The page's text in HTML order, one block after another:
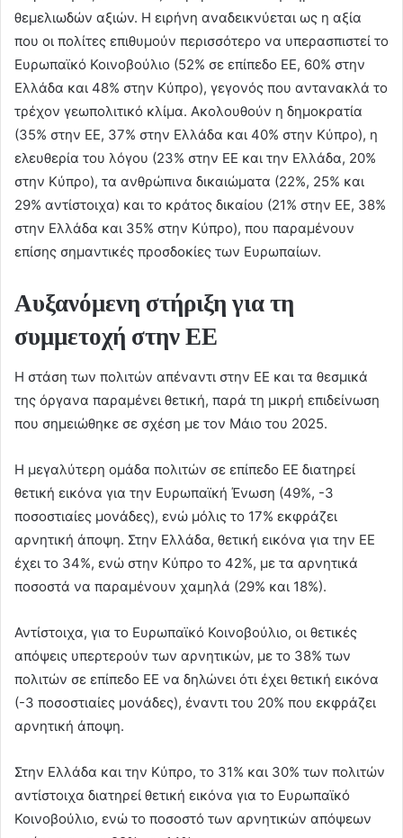
θεμελιωδών αξιών. Η ειρήνη αναδεικνύεται ως η αξία
που οι πολίτες επιθυμούν περισσότερο να υπερασπιστεί το
Ευρωπαϊκό Κοινοβούλιο (52% σε επίπεδο ΕΕ, 60% στην
Ελλάδα και 48% στην Κύπρο), γεγονός που αντανακλά το
τρέχον γεωπολιτικό κλίμα. Ακολουθούν η δημοκρατία
(35% στην ΕΕ, 37% στην Ελλάδα και 40% στην Κύπρο), η
ελευθερία του λόγου (23% στην ΕΕ και την Ελλάδα, 20%
στην Κύπρο), τα ανθρώπινα δικαιώματα (22%, 25% και
29% αντίστοιχα) και το κράτος δικαίου (21% στην ΕΕ, 38%
στην Ελλάδα και 35% στην Κύπρο), που παραμένουν
επίσης σημαντικές προσδοκίες των Ευρωπαίων.
Αυξανόμενη στήριξη για τη
συμμετοχή στην ΕΕ
Η στάση των πολιτών απέναντι στην ΕΕ και τα θεσμικά
της όργανα παραμένει θετική, παρά τη μικρή επιδείνωση
που σημειώθηκε σε σχέση με τον Μάιο του 2025.
Η μεγαλύτερη ομάδα πολιτών σε επίπεδο ΕΕ διατηρεί
θετική εικόνα για την Ευρωπαϊκή Ένωση (49%, -3
ποσοστιαίες μονάδες), ενώ μόλις το 17% εκφράζει
αρνητική άποψη. Στην Ελλάδα, θετική εικόνα για την ΕΕ
έχει το 34%, ενώ στην Κύπρο το 42%, με τα αρνητικά
ποσοστά να παραμένουν χαμηλά (29% και 18%).
Αντίστοιχα, για το Ευρωπαϊκό Κοινοβούλιο, οι θετικές
απόψεις υπερτερούν των αρνητικών, με το 38% των
πολιτών σε επίπεδο ΕΕ να δηλώνει ότι έχει θετική εικόνα
(-3 ποσοστιαίες μονάδες), έναντι του 20% που εκφράζει
αρνητική άποψη.
Στην Ελλάδα και την Κύπρο, το 31% και 30% των πολιτών
αντίστοιχα διατηρεί θετική εικόνα για το Ευρωπαϊκό
Κοινοβούλιο, ενώ το ποσοστό των αρνητικών απόψεων